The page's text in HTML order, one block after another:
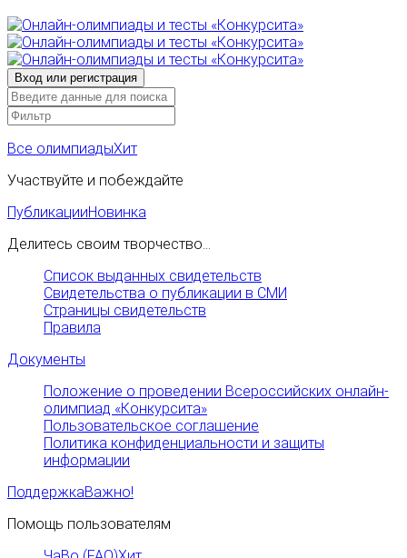
Все олимпиадыХит
Участвуйте и побеждайте
ПубликацииНовинка
Делитесь своим творчество...
Список выданных свидетельств
Свидетельства о публикации в СМИ
Страницы свидетельств
Правила
Документы
Положение о проведении Всероссийских онлайн-
олимпиад «Конкурсита»
Пользовательское соглашение
Политика конфиденциальности и защиты
информации
ПоддержкаВажно!
Помощь пользователям